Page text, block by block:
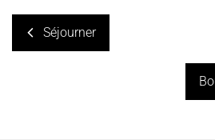
Séjourner